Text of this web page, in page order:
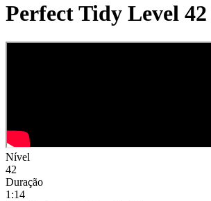
Perfect Tidy Level 42
Nível
42
Duração
1 :14